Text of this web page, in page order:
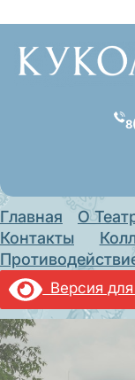
содержимому
Главная О
Контакты
Версия